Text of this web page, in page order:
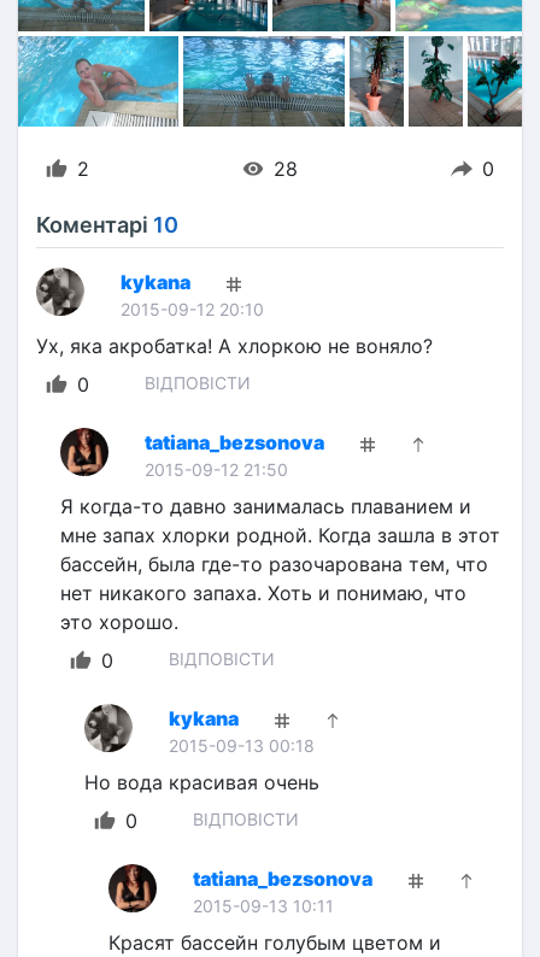
2 28 0
Коментарі 10
kykana
2015-09-12 20:10
Ух, яка акробатка! А хлоркою не воняло?
0
ВІДПОВІСТИ
tatiana_bezsonova
2015-09-12 21:50
Я когда-то давно занималась плаванием и
мне запах хлорки родной. Когда зашла в этот
бассейн, была где-то разочарована тем, что
нет никакого запаха. Хоть и понимаю, что
это хорошо.
0
ВІДПОВІСТИ
kykana
2015-09-13 00:18
Но вода красивая очень
0
ВІДПОВІСТИ
tatiana_bezsonova
2015-09-13 10:11
Красят бассейн голубым цветом и